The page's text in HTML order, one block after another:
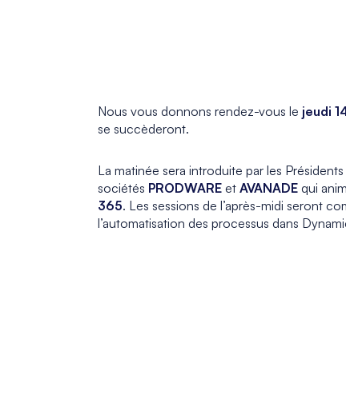
Nous vous donnons rendez-vous le jeudi
se succèderont.
La matinée sera introduite par les
sociétés PRODWARE et AVANADE qui
365. Les sessions de l’après-midi seront
l’automatisation des processus dans